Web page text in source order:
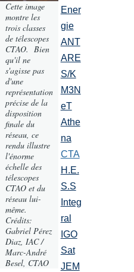
Cette image
montre les
trois classes
de télescopes
CTAO. Bien
qu'il ne
s'agisse pas
d'une
représentation
précise de la
disposition
finale du
réseau, ce
rendu illustre
l'énorme
échelle des
télescopes
CTAO et du
réseau lui-
même.
Crédits:
Gabriel Pérez
Diaz, IAC /
Marc-André
Besel, CTAO
Ener
gie
ANT
ARE
S/K
M3N
eT
Athe
na
CTA
H.E.
S.S
Integ
ral
IGO
Sat
JEM